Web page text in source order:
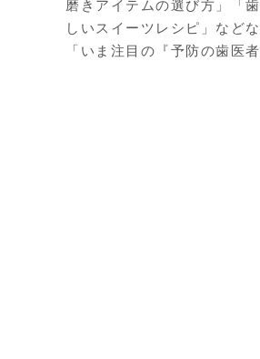
磨きアイテムの選び方」「
しいスイーツレシピ」など
「いま注目の『予防の歯医